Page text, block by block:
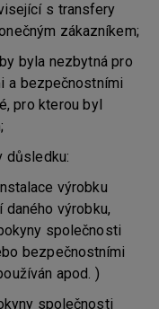
s transfery
zákazníkem;
byla nezbytná pro
a bezpečnostními
pro kterou byl
důsledku:
výrobku
výrobku,
společnosti
bezpečnostními
apod. )
společnosti